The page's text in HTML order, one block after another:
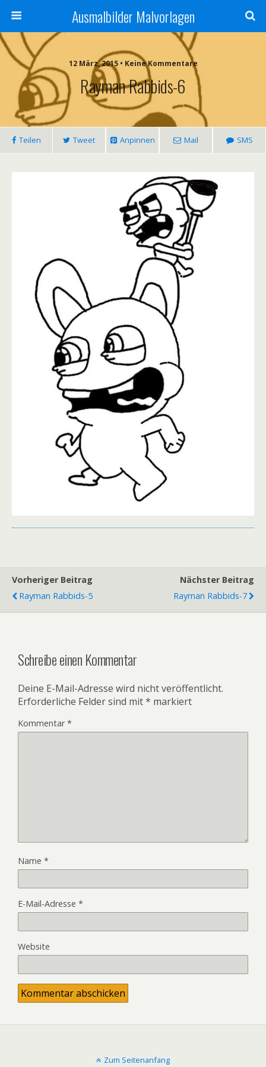
Ausmalbilder Malvorlagen
12 März, 2015 • Keine Kommentare
Rayman Rabbids-6
Teilen Tweet Anpinnen Mail SMS
Vorheriger Beitrag
Rayman Rabbids-5
Nächster Beitrag
Rayman Rabbids-7
Schreibe einen Kommentar
Deine E-Mail-Adresse wird nicht veröffentlicht.
Erforderliche Felder sind mit* markiert
Kommentar*
Name *
E-Mail-Adresse *
Website
Zum Seitenanfang